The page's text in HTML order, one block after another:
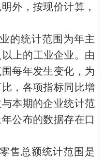
外，按现价计算，
的统计范围为年主
上的工业企业。由
每年发生变化，为
，各项指标同比增
本期的企业统计范
公布的数据存在口
售总额统计范围是